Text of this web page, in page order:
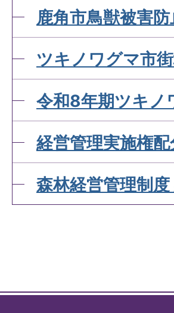
鹿角市鳥獣被害
ツキノワグマ市
令和8年期ツキノ
経営管理実施権
森林経営管理制